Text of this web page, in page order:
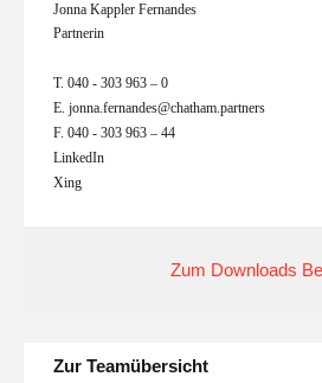
Zur Teamübersicht
Jonna Kappler Fernandes
Partnerin
T. 040 - 303 963 – 0
E. jonna.fernandes@chatham.partners
F. 040 - 303 963 – 44
LinkedIn
Xing
Zum Downloads